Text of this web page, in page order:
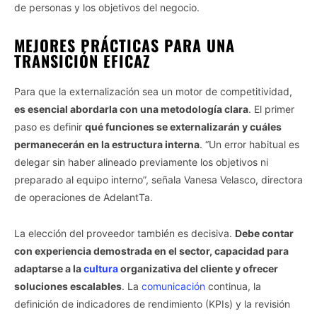
de personas y los objetivos del negocio.
MEJORES PRÁCTICAS PARA UNA
TRANSICIÓN EFICAZ
Para que la externalización sea un motor de competitividad,
es esencial abordarla con una metodología clara. El primer
paso es definir qué funciones se externalizarán y cuáles
permanecerán en la estructura interna. “Un error habitual es
delegar sin haber alineado previamente los objetivos ni
preparado al equipo interno”, señala Vanesa Velasco, directora
de operaciones de AdelantTa.
La elección del proveedor también es decisiva. Debe contar
con experiencia demostrada en el sector, capacidad para
adaptarse a laculturaorganizativa del cliente y ofrecer
soluciones escalables. La comunicación continua, la
definición de indicadores de rendimiento (KPIs) y la revisión